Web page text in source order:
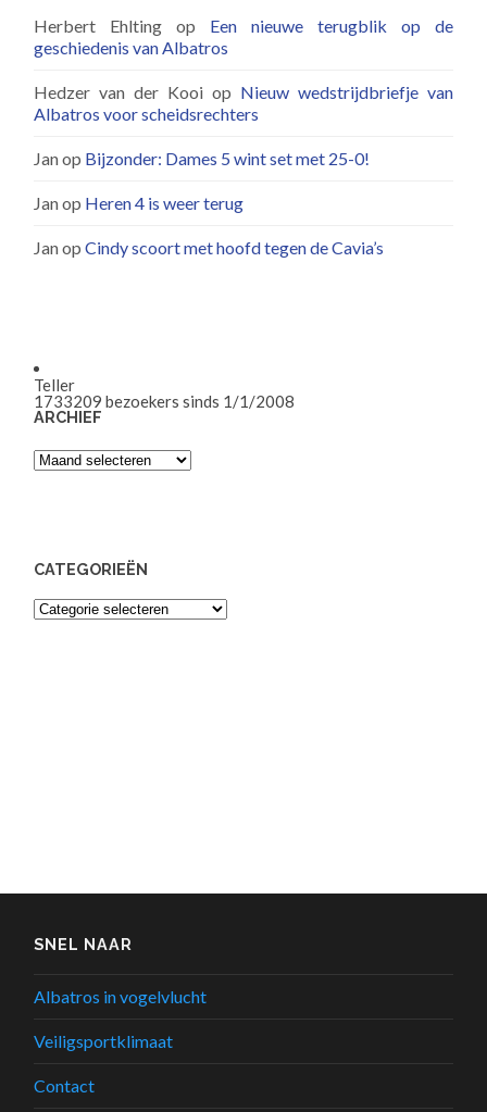
Herbert Ehlting op Een nieuwe terugblik op de
geschiedenis van Albatros
Hedzer van der Kooi op Nieuw wedstrijdbriefje van
Albatros voor scheidsrechters
Janop Bijzonder: Dames 5 wint set met 25-0!
Janop Heren 4 is weer terug
JanopCindy scoort met hoofd tegen de Cavia’s
Teller
1733209 bezoekers sinds 1/1/2008
ARCHIEF
Archief
CATEGORIEËN
Categorieën
SNEL NAAR
Albatros in vogelvlucht
Veiligsportklimaat
Contact